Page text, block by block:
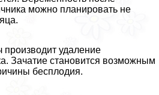
можно планировать не
производит удаление
Зачатие становится возможным
бесплодия.